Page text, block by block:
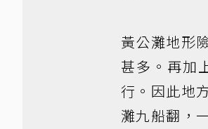
黃公灘地形
甚多。再加
行。因此地
灘九船翻，